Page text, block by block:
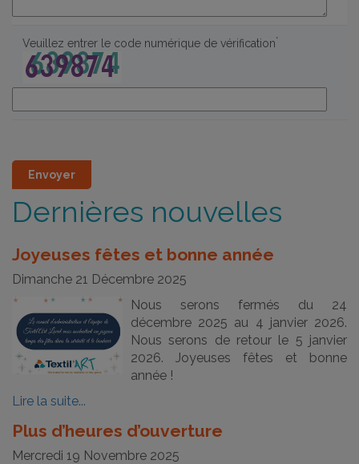
Veuillez entrer le code numérique de vérification*
Dernières nouvelles
Joyeuses fêtes et bonne année
Dimanche 21 Décembre 2025
Nous serons fermés du 24
décembre 2025 au 4 janvier 2026.
Nous serons de retour le 5 janvier
2026. Joyeuses fêtes et bonne
année !
Lire la suite...
Plus d’heures d’ouverture
Mercredi 19 Novembre 2025